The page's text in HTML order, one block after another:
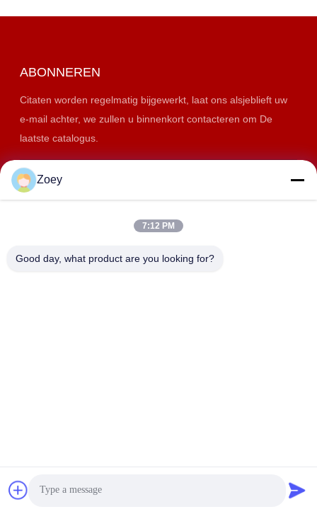
ABONNEREN
Citaten worden regelmatig bijgewerkt, laat ons alsjeblieft uw
e-mail achter, we zullen u binnenkort contacteren om De
laatste catalogus.
Zoey
7:12 PM
Good day, what product are you looking for?